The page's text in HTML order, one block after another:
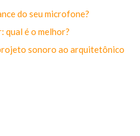
do seu microfone?
qual é o melhor?
sonoro ao arquitetônico